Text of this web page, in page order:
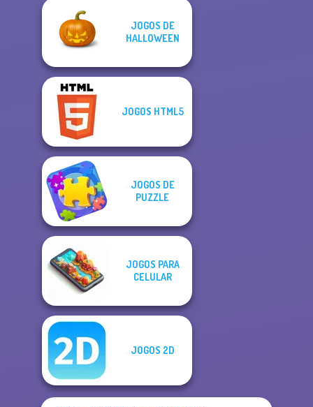
JOGOS DE
HALLOWEEN
JOGOS HTML5
JOGOS DE
PUZZLE
JOGOS PARA
CELULAR
JOGOS 2D